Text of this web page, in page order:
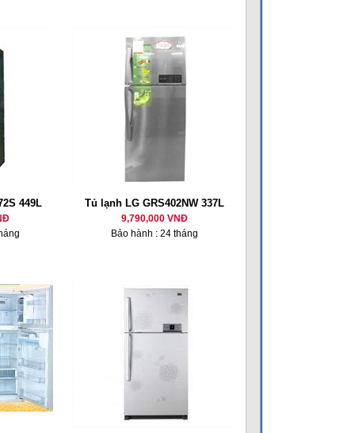
449L Tủ lạnh LG GRS402NW 337L
9,790,000 VNĐ
Bảo hành : 24 tháng